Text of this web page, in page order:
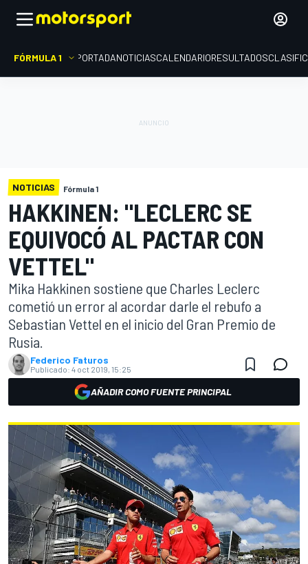
FÓRMULA 1 PORTADANOTICIASCALENDARIORESULTADOS
NOTICIAS Fórmula 1
HAKKINEN: "LECLERC SE
EQUIVOCÓ AL PACTAR CON
VETTEL"
Mika Hakkinen sostiene que Charles Leclerc
cometió un error al acordar darle el rebufo a
Sebastian Vettel en el inicio del Gran Premio de
Rusia.
Federico Faturos
Publicado: 4 oct 2019, 15:25
AÑADIR COMO FUENTE PRINCIPAL